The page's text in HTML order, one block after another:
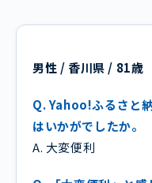
男性 / 香川県 / 81歳
Q. Yahoo!ふるさと
はいかがでしたか。
A. 大変便利